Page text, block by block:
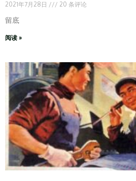
2021年7月28日 20 条评论
留底
阅读 »